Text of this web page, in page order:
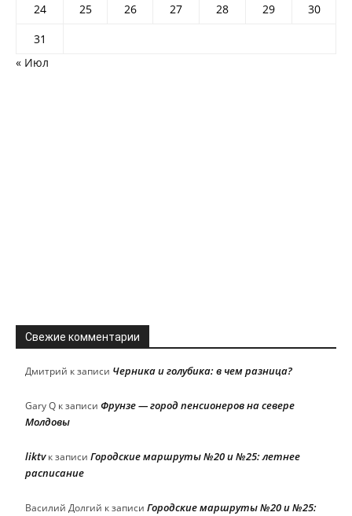
24 25 26 27 28 29
30
31
« Июл
Свежие комментарии
Дмитрий к записи Черника и голубика: в чем разница?
Gary Q к записи Фрунзе — город пенсионеров на севере
Молдовы
liktvк записи Городские маршруты №20 и №25: летнее
расписание
Василий Долгий к записи Городские маршруты №20 и №25: